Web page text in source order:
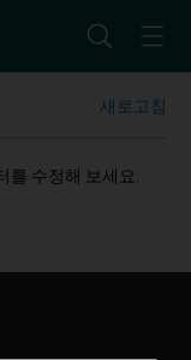
새로고침
를 수정해 보세요.